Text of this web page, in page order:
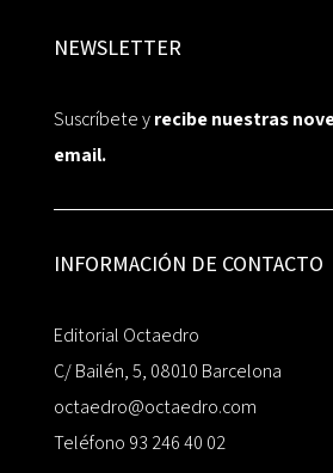
NEWSLETTER
Suscríbete yrecibe nuestras
email.
INFORMACIÓN DE CONTACTO
Editorial Octaedro
C/ Bailén, 5, 08010 Barcelona
octaedro@octaedro.com
Teléfono 93 246 40 02